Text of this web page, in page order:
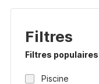
Filtres
Filtres populaires
Piscine